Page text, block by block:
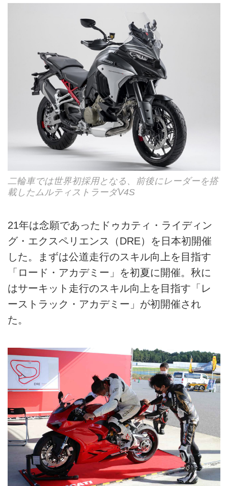
二輪車では世界初採用となる、前後にレーダーを搭
載したムルティストラーダV4S
21年は念願であったドゥカティ・ライディン
グ・エクスペリエンス（DRE）を日本初開催
した。まずは公道走行のスキル向上を目指す
「ロード・アカデミー」を初夏に開催。秋に
はサーキット走行のスキル向上を目指す「レ
ーストラック・アカデミー」が初開催され
た。